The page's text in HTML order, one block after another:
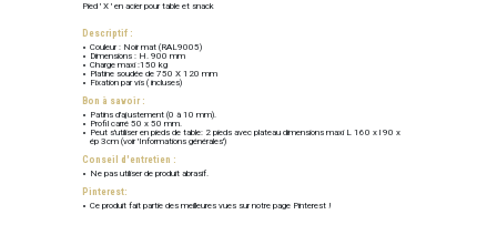
Pied ' X ' en acier pour table et snack
Descriptif :
Couleur : Noir mat (RAL9005)
Dimensions : H. 900 mm
Charge maxi :150 kg
Platine soudée de 750 X 120 mm
Fixation par vis ( incluses)
Bon à savoir :
Patins d'ajustement (0 à 10 mm).
Profil carré 50 x 50 mm.
Peut s'utiliser en pieds de table: 2 pieds avec plateau dimensions maxi L 160 x l 90 x
ép 3cm (voir 'Informations générales')
Conseil d'entretien :
Ne pas utiliser de produit abrasif.
Pinterest:
Ce produit fait partie des meilleures vues sur notre page Pinterest !